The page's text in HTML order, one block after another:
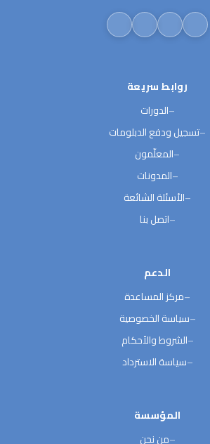
روابط سريعة
الدورات
تسجيل ودفع الدبلومات
المعلّمون
المدونات
الأسئلة الشائعة
اتصل بنا
الدعم
مركز المساعدة
سياسة الخصوصية
الشروط والأحكام
سياسة الاسترداد
المؤسسة
من نحن